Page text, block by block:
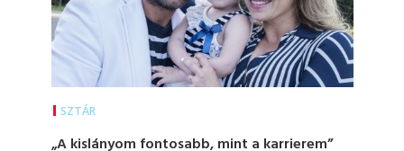
SZTÁR
„A kislányom fontosabb, mint a karrierem”